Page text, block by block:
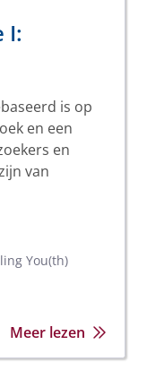
I:
is op
en een
en
van
You(th)
Meer lezen